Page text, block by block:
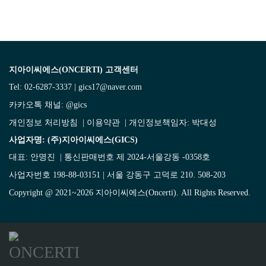
지아이씨에스(ONCERTI) 고객센터
Tel: 02-6287-3337 | gics17@naver.com
카카오톡 채널: @gics
개인정보 처리방침
이용약관 | 개인정보책임자: 박대성
사업자명: (주)지아이씨에스(GICS)
대표: 안명진 | 통신판매번호 제 2024-서울강동 -0358호
사업자번호 198-88-03151 | 서울 강동구 고덕로 210. 508-203
Copyright @ 2021~2026 지아이씨에스(Oncerti). All Rights Reserved.